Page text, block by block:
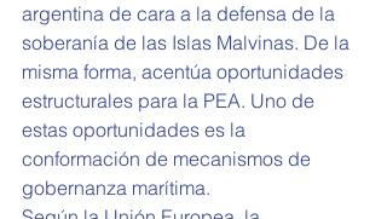
argentina de cara a la defensa de la
soberanía de las Islas Malvinas. De la
misma forma, acentúa oportunidades
estructurales para la PEA. Uno de
estas oportunidades es la
conformación de mecanismos de
gobernanza marítima.